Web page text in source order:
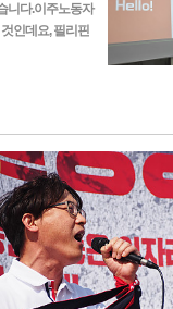
니다.이주노동자
인데요, 필리핀
되는 본 수업에